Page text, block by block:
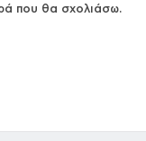
που θα σχολιάσω.